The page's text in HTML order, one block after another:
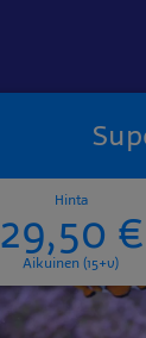
Hinta
29,50 €
Aikuinen (15+v)